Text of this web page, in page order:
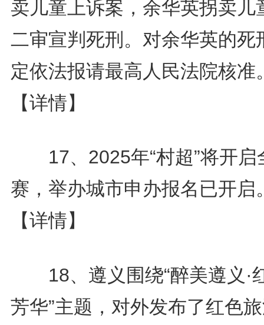
卖儿童上诉案，余华英拐卖儿
二审宣判死刑。对余华英的死
定依法报请最高人民法院核准
【详情】
17、2025年“村超”将开启
赛，举办城市申办报名已开启
【详情】
18、遵义围绕“醉美遵义·
芳华”主题，对外发布了红色